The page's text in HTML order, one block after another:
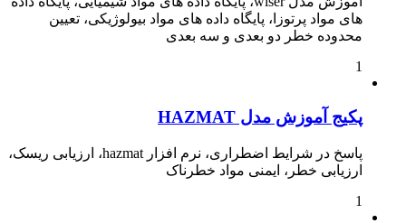
های مواد پرتوزا، پایگاه داده های مواد بیولوژیکی، تعیین
محدوده خطر دو بعدی و سه بعدی
1
پکیج آموزش مدل HAZMAT
پاسخ در شرایط اضطراری، نرم افزار hazmat، ارزیابی ریسک،
ارزیابی خطر، ایمنی مواد خطرناک
1